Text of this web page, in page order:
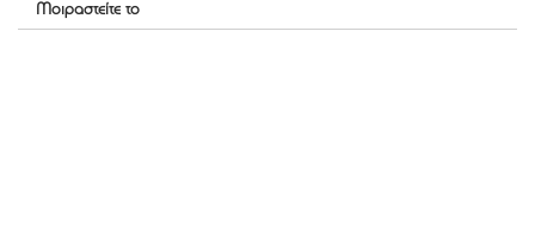
Μοιραστείτε το